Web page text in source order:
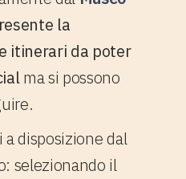
la
itinerari da poter
ma si possono
disposizione dal
selezionando il